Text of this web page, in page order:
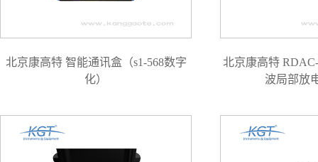
北京康高特 智能通讯盒（s1-568数字
化）
北京康高特
波局部放